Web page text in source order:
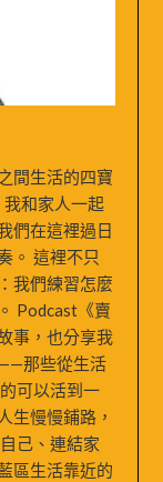
間生活的四寶
和家人一起
們在這裡過日
。 這裡不只
我們練習怎麼
Podcast《賣
事，也分享我
那些從生活
可以活到一
生慢慢鋪路，
己、連結家
區生活靠近的